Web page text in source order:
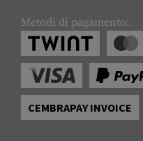
Metodi di pagamento:
CEMBRAPAY INVOICE